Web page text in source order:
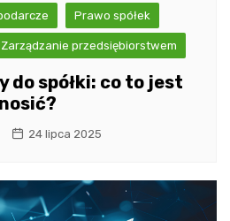
Prawo spółek
Zarządzanie przedsiębiorstwem
do spółki: co to jest
24 lipca 2025